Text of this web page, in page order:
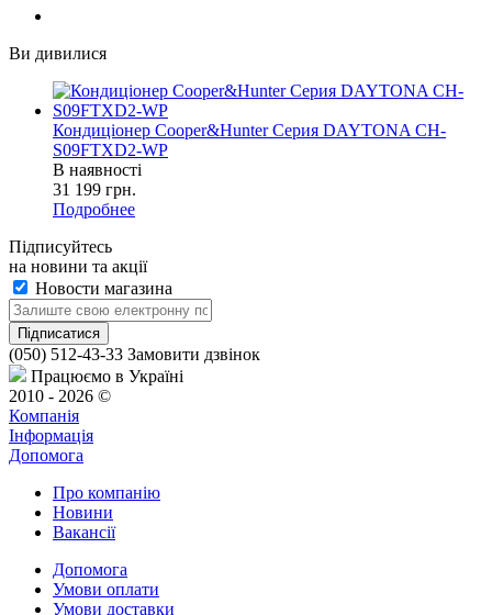
Ви дивилися
Кондиціонер Cooper&Hunter Серия DAYTONA CH-
S09FTXD2-WP
В наявності
31 199 грн.
Подробнее
Підписуйтесь
на новини та акції
Новости магазина
(050) 512-43-33 Замовити дзвінок
Працюємо в Україні
2010 - 2026 ©
Компанія
Інформація
Допомога
Про компанію
Новини
Вакансії
Допомога
Умови оплати
Умови доставки